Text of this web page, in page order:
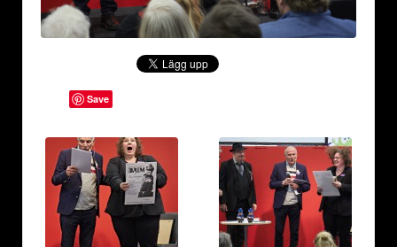
Save